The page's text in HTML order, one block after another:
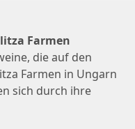
Farmen
die auf den
Farmen in Ungarn
sich durch ihre